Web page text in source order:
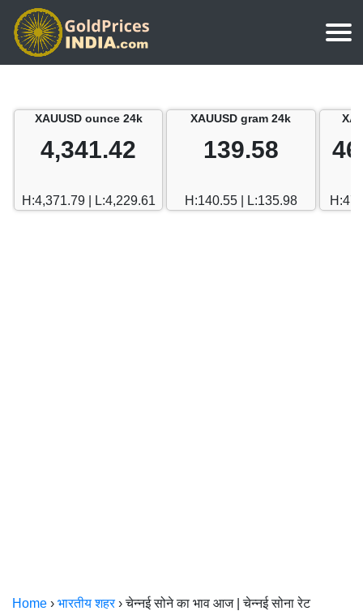
हैदराबाद
मुंबई
दुबई सोने का भाव
XAUUSD ounce 24k
4,341.42
H:4,371.79 | L:4,229.61
XAUUSD gram 24k
139.58
H:140.55 | L:135.98
Home › भारतीय शहर›चेन्नई सोने का भाव आज | चेन्नई सोना रेट